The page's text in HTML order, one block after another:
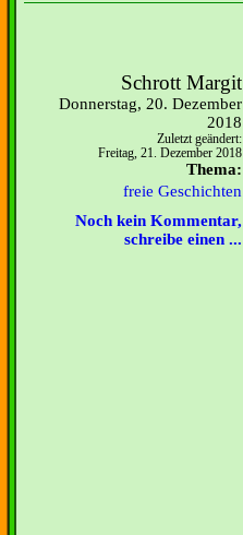
Schrott Margit
Donnerstag, 20. Dezember
2018
Zuletzt geändert:
Freitag, 21. Dezember 2018
Thema:
freie Geschichten
Noch kein Kommentar,
schreibe einen ...